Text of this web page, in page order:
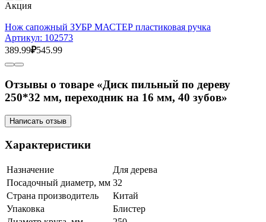
Акция
Нож сапожный ЗУБР МАСТЕР пластиковая ручка
Артикул: 102573
389.99₽545.99
Отзывы о товаре «Диск пильный по дереву
250*32 мм, переходник на 16 мм, 40 зубов»
Написать отзыв
Характеристики
Назначение
Для дерева
Посадочный диаметр, мм 32
Страна производитель
Китай
Упаковка
Блистер